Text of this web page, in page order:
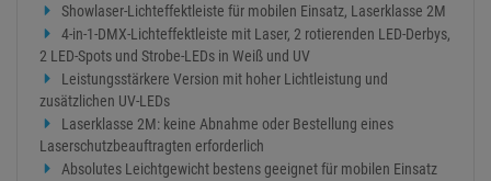
Showlaser-Lichteffektleiste für mobilen Einsatz, Laserklasse 2M
4-in-1-DMX-Lichteffektleiste mit Laser, 2 rotierenden LED-Derbys,
2 LED-Spots und Strobe-LEDs in Weiß und UV
Leistungsstärkere Version mit hoher Lichtleistung und
zusätzlichen UV-LEDs
Laserklasse 2M: keine Abnahme oder Bestellung eines
Laserschutzbeauftragten erforderlich
Absolutes Leichtgewicht bestens geeignet für mobilen Einsatz